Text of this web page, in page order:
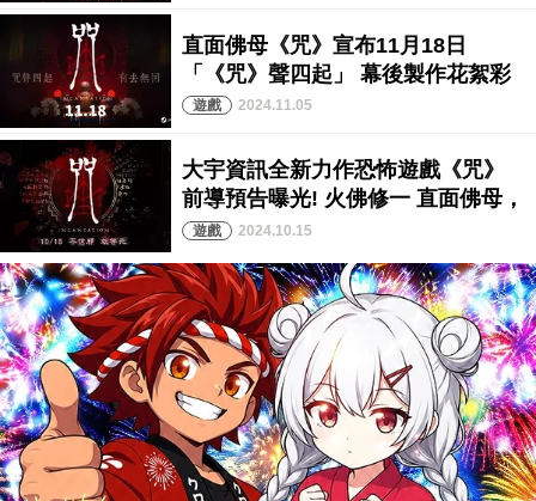
2024.11.05
2024.10.15